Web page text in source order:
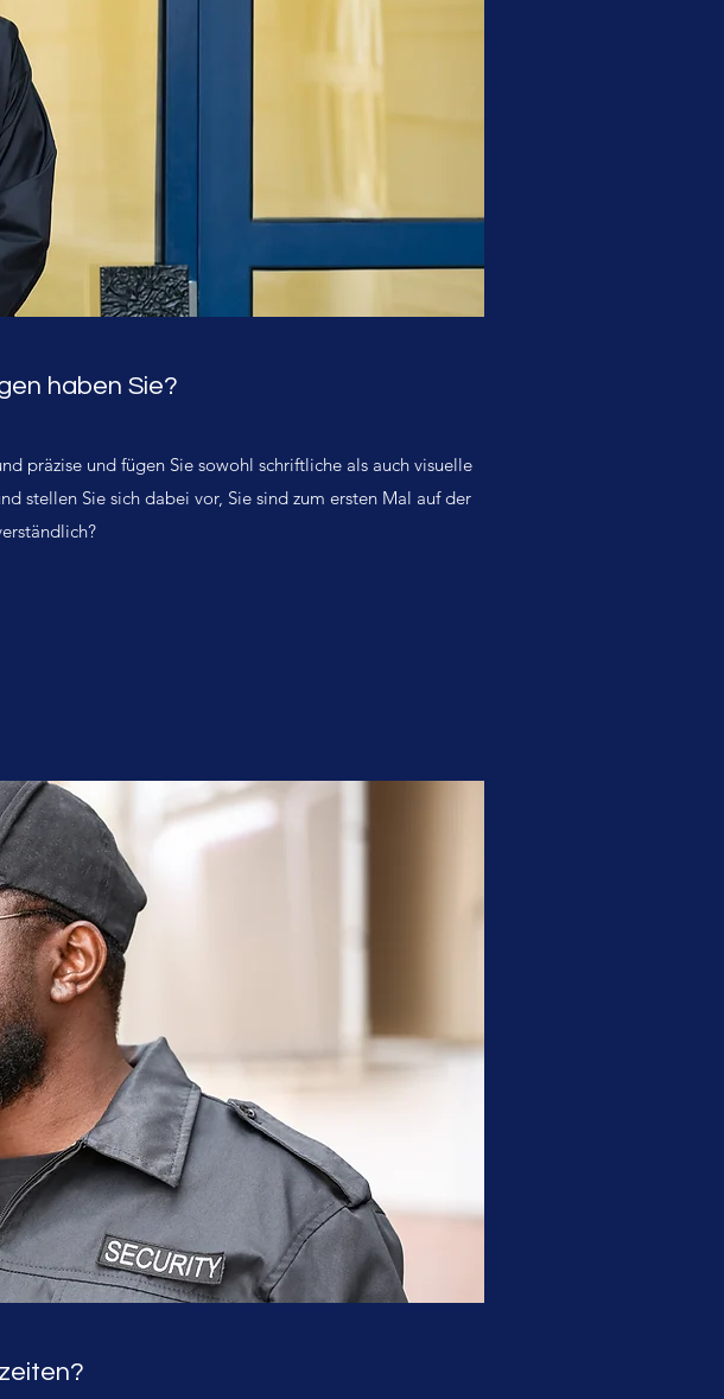
haben Sie?
präzise und fügen Sie sowohl schriftliche als auch visuelle
stellen Sie sich dabei vor, Sie sind zum ersten Mal auf der